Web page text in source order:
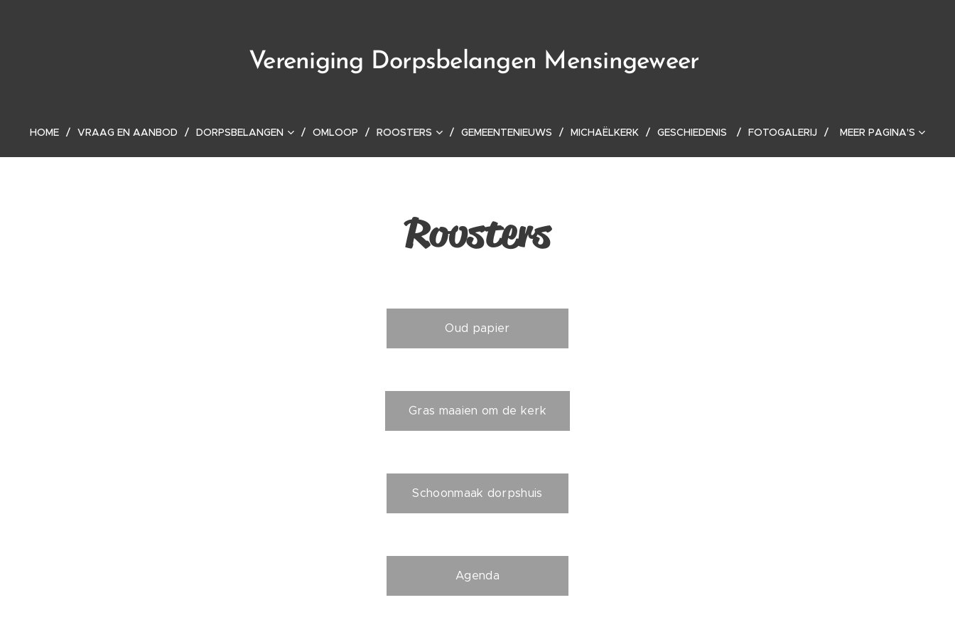
Vereniging Dorpsbelangen Mensingeweer
HOME VRAAG EN AANBOD DORPSBELANGEN OMLOOP ROOSTERS GEMEENTENIEUWS MICHAËLKERK GESCHIEDENIS FOTOGALERIJ MEER PAGINA'S
Roosters
Oud papier
Gras maaien om de kerk
Schoonmaak dorpshuis
Agenda